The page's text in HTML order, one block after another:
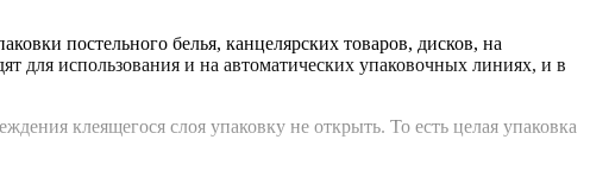
постельного белья, канцелярских товаров, дисков, на
для использования и на автоматических упаковочных линиях, и в
клеящегося слоя упаковку не открыть. То есть целая упаковка